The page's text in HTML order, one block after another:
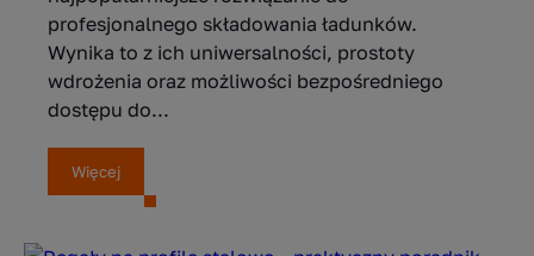
profesjonalnego składowania ładunków.
Wynika to z ich uniwersalności, prostoty
wdrożenia oraz możliwości bezpośredniego
dostępu do...
Więcej